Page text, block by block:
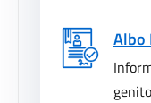
Albo